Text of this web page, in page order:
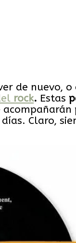
de nuevo, o
rock. Estas
Claro,